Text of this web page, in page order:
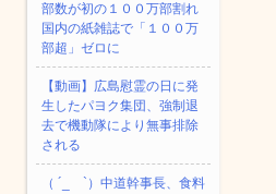
部数が初の１００万部割れ
国内の紙雑誌で「１００万
部超」ゼロに
【動画】広島慰霊の日に発
生したパヨク集団、強制退
去で機動隊により無事排除
される
（ ´_ゝ`）中道幹事長、食料